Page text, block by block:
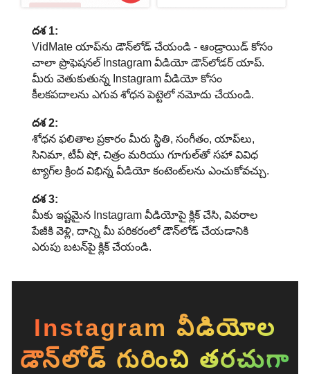
దశ 1:
VidMate యాప్‌ను డౌన్‌లోడ్ చేయండి - ఆండ్రాయిడ్ కోసం
చాలా ప్రొఫెషనల్ Instagram వీడియో డౌన్‌లోడర్ యాప్.
మీరు వెతుకుతున్న Instagram వీడియో కోసం
కీలకపదాలను ఎగువ శోధన పెట్టెలో నమోదు చేయండి.
దశ 2:
శోధన ఫలితాల ప్రకారం మీరు స్థితి, సంగీతం, యాప్‌లు,
సినిమా, టీవీ షో, చిత్రం మరియు గూగుల్‌తో సహా వివిధ
ట్యాగ్‌ల క్రింద విభిన్న వీడియో కంటెంట్‌లను ఎంచుకోవచ్చు.
దశ 3:
మీకు ఇష్టమైన Instagram వీడియోపై క్లిక్ చేసి, వివరాల
పేజీకి వెళ్లి, దాన్ని మీ పరికరంలో డౌన్‌లోడ్ చేయడానికి
ఎరుపు బటన్‌పై క్లిక్ చేయండి.
Instagram వీడియోల
డౌన్‌లోడ్ గురించి తరచుగా